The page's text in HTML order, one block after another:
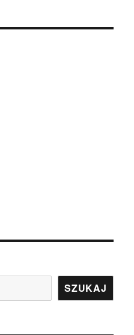
SZUKAJ